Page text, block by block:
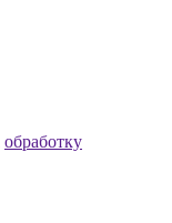
обработку